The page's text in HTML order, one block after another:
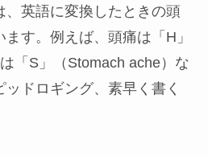
、英語に変換したときの頭
す。例えば、頭痛は「H」
「S」（Stomach ache）な
ドロギング、素早く書く